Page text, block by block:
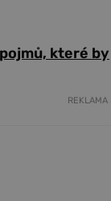
které by
REKLAMA